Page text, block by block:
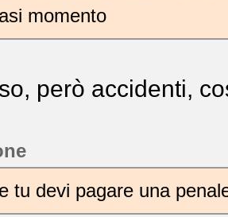
momento
però accidenti,
tu devi pagare una